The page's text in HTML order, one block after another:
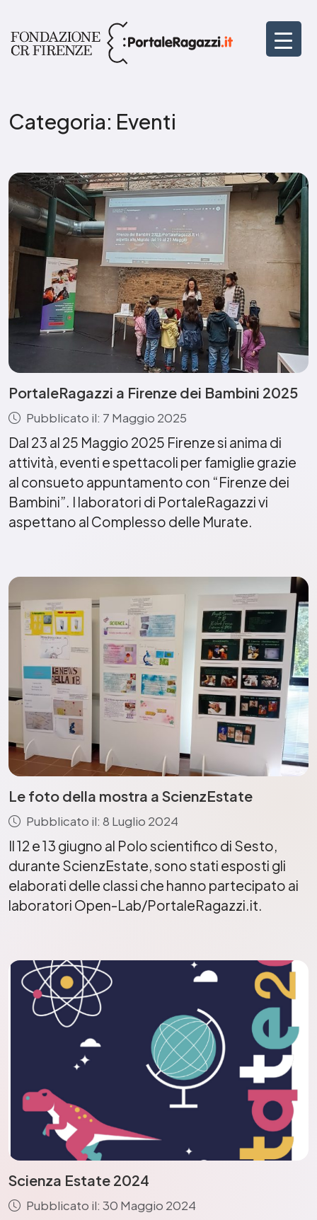
Categoria: Eventi
PortaleRagazzi a Firenze dei Bambini 2025
Pubblicato il: 7 Maggio 2025
Dal 23 al 25 Maggio 2025 Firenze si anima di
attività, eventi e spettacoli per famiglie grazie
al consueto appuntamento con “Firenze dei
Bambini”. I laboratori di PortaleRagazzi vi
aspettano al Complesso delle Murate.
Le foto della mostra a ScienzEstate
Pubblicato il: 8 Luglio 2024
Il 12 e 13 giugno al Polo scientifico di Sesto,
durante ScienzEstate, sono stati esposti gli
elaborati delle classi che hanno partecipato ai
laboratori Open-Lab/PortaleRagazzi.it.
Scienza Estate 2024
Pubblicato il: 30 Maggio 2024